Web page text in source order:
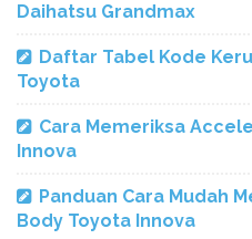
Daihatsu Grandmax
Daftar Tabel Kode
Toyota
Cara Memeriksa
Innova
Panduan Cara Mudah
Body Toyota Innova